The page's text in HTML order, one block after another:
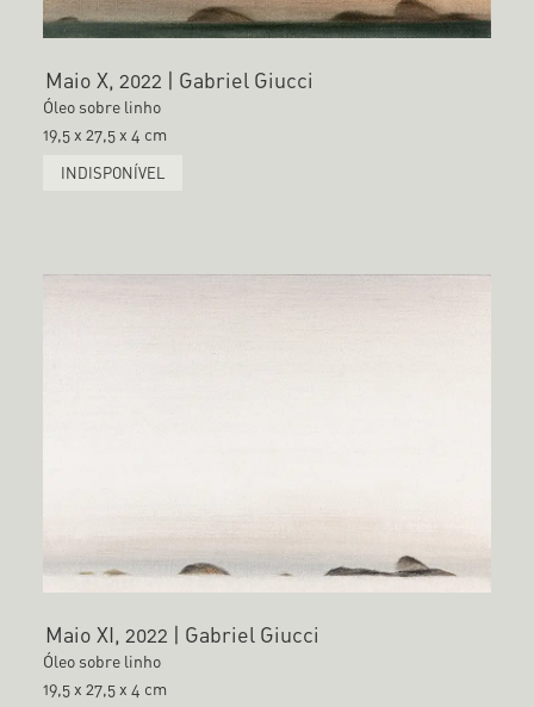
Maio X, 2022 | Gabriel Giucci
Óleo sobre linho
19,5 x 27,5 x 4 cm
INDISPONÍVEL
Maio XI, 2022 | Gabriel Giucci
Óleo sobre linho
19,5 x 27,5 x 4 cm